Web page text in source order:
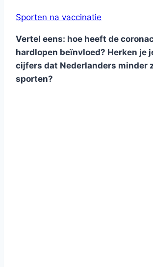
Sporten na vaccinatie
Vertel eens: hoe heeft de
hardlopen beïnvloed? Herken je
cijfers dat Nederlanders minder
sporten?